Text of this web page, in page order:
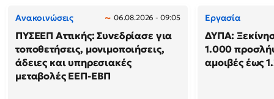
Ανακοινώσεις 06.08.2026 - 09:05
ΠΥΣΕΕΠ Αττικής: Συνεδρίασε για
τοποθετήσεις, μονιμοποιήσεις,
άδειες και υπηρεσιακές
μεταβολές ΕΕΠ-ΕΒΠ
Εργασία
ΔΥΠΑ:
1.000
αμοιβές έως